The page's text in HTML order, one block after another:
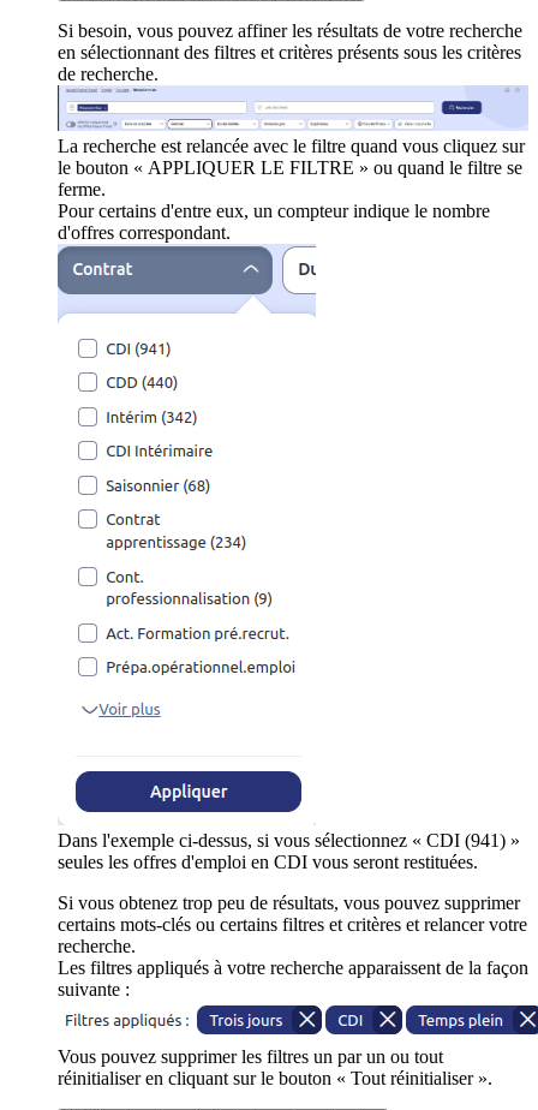
Si besoin, vous pouvez affiner les résultats de votre recherche
en sélectionnant des filtres et critères présents sous les critères
de recherche.
La recherche est relancée avec le filtre quand vous cliquez sur
le bouton « APPLIQUER LE FILTRE » ou quand le filtre se
ferme.
Pour certains d'entre eux, un compteur indique le nombre
d'offres correspondant.
Dans l'exemple ci-dessus, si vous sélectionnez « CDI (941) »
seules les offres d'emploi en CDI vous seront restituées.
Si vous obtenez trop peu de résultats, vous pouvez supprimer
certains mots-clés ou certains filtres et critères et relancer votre
recherche.
Les filtres appliqués à votre recherche apparaissent de la façon
suivante :
Vous pouvez supprimer les filtres un par un ou tout
réinitialiser en cliquant sur le bouton « Tout réinitialiser ».